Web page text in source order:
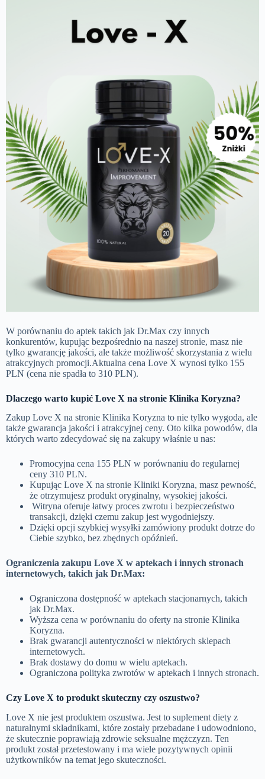
W porównaniu do aptek takich jak Dr.Max czy innych
konkurentów, kupując bezpośrednio na naszej stronie, masz nie
tylko gwarancję jakości, ale także możliwość skorzystania z wielu
atrakcyjnych promocji.Aktualna cena Love X wynosi tylko 155
PLN (cena nie spadła to 310 PLN).
Dlaczego warto kupić Love X na stronie Klinika Koryzna?
Zakup Love X na stronie Klinika Koryzna to nie tylko wygoda, ale
także gwarancja jakości i atrakcyjnej ceny. Oto kilka powodów, dla
których warto zdecydować się na zakupy właśnie u nas:
Promocyjna cena 155 PLN w porównaniu do regularnej
ceny 310 PLN.
Kupując Love X na stronie Kliniki Koryzna, masz pewność,
że otrzymujesz produkt oryginalny, wysokiej jakości.
Witryna oferuje łatwy proces zwrotu i bezpieczeństwo
transakcji, dzięki czemu zakup jest wygodniejszy.
Dzięki opcji szybkiej wysyłki zamówiony produkt dotrze do
Ciebie szybko, bez zbędnych opóźnień.
Ograniczenia zakupu Love X w aptekach i innych stronach
internetowych, takich jak Dr.Max:
Ograniczona dostępność w aptekach stacjonarnych, takich
jak Dr.Max.
Wyższa cena w porównaniu do oferty na stronie Klinika
Koryzna.
Brak gwarancji autentyczności w niektórych sklepach
internetowych.
Brak dostawy do domu w wielu aptekach.
Ograniczona polityka zwrotów w aptekach i innych stronach.
Czy Love X to produkt skuteczny czy oszustwo?
Love X nie jest produktem oszustwa. Jest to suplement diety z
naturalnymi składnikami, które zostały przebadane i udowodniono,
że skutecznie poprawiają zdrowie seksualne mężczyzn. Ten
produkt został przetestowany i ma wiele pozytywnych opinii
użytkowników na temat jego skuteczności.